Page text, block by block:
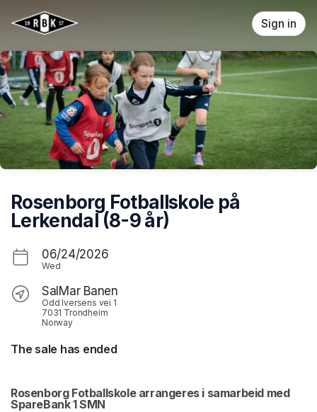
Skip header
Sign in
Rosenborg Fotballskole på
Lerkendal (8-9 år)
06/24/2026
Wed
SalMar Banen
Odd Iversens vei 1
7031 Trondheim
Norway
The sale has ended
Rosenborg Fotballskole arrangeres i samarbeid med
SpareBank 1 SMN